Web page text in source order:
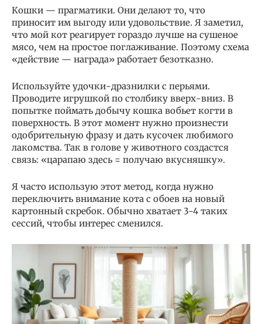
Кошки — прагматики. Они делают то, что
приносит им выгоду или удовольствие. Я заметил,
что мой кот реагирует гораздо лучше на сушеное
мясо, чем на простое поглаживание. Поэтому схема
«действие — награда» работает безотказно.
Используйте удочки-дразнилки с перьями.
Проводите игрушкой по столбику вверх-вниз. В
попытке поймать добычу кошка вобьет когти в
поверхность. В этот момент нужно произнести
одобрительную фразу и дать кусочек любимого
лакомства. Так в голове у животного создастся
связь: «царапаю здесь = получаю вкусняшку».
Я часто использую этот метод, когда нужно
переключить внимание кота с обоев на новый
картонный скребок. Обычно хватает 3-4 таких
сессий, чтобы интерес сменился.